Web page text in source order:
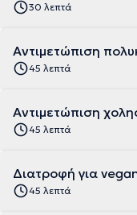
30 λεπτά
Αντιμετώπιση
45 λεπτά
Αντιμετώπιση
45 λεπτά
Διατροφή για
45 λεπτά